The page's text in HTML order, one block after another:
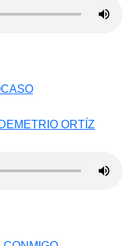
DEMETRIO ORTÍZ